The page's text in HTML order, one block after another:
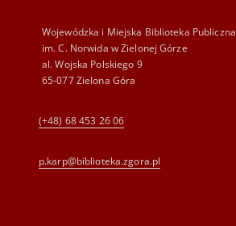
Wojewódzka i Miejska Biblioteka Publiczna
im. C. Norwida w Zielonej Górze
al. Wojska Polskiego 9
65-077 Zielona Góra
(+48) 68 453 26 06
p.karp@biblioteka.zgora.pl